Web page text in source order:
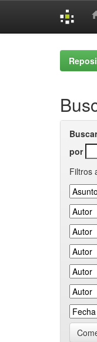
por
Filtros